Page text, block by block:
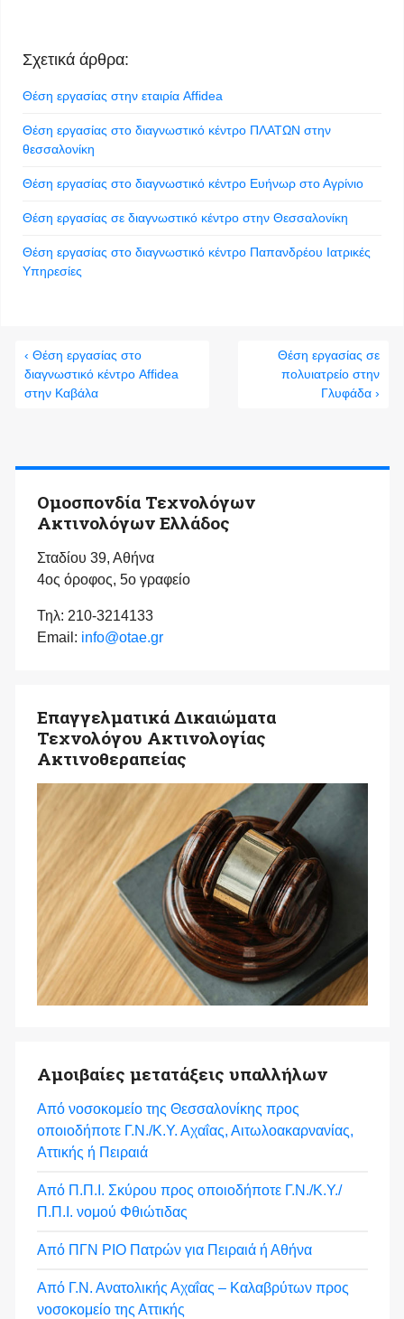
Σχετικά άρθρα:
Θέση εργασίας στην εταιρία Affidea
Θέση εργασίας στο διαγνωστικό κέντρο ΠΛΑΤΩΝ στην
θεσσαλονίκη
Θέση εργασίας στο διαγνωστικό κέντρο Ευήνωρ στο Αγρίνιο
Θέση εργασίας σε διαγνωστικό κέντρο στην Θεσσαλονίκη
Θέση εργασίας στο διαγνωστικό κέντρο Παπανδρέου Ιατρικές
Υπηρεσίες
‹ Θέση εργασίας στο
διαγνωστικό κέντρο Affidea
στην Καβάλα
Θέση εργασίας σε
πολυιατρείο στην
Γλυφάδα ›
Ομοσπονδία Τεχνολόγων
Ακτινολόγων Ελλάδος
Σταδίου 39, Αθήνα
4ος όροφος, 5ο γραφείο
Τηλ: 210-3214133
Email: info@otae.gr
Επαγγελματικά Δικαιώματα
Τεχνολόγου Ακτινολογίας
Ακτινοθεραπείας
Αμοιβαίες μετατάξεις υπαλλήλων
Από νοσοκομείο της Θεσσαλονίκης προς
οποιοδήποτε Γ.Ν./Κ.Υ. Αχαΐας, Αιτωλοακαρνανίας,
Αττικής ή Πειραιά
Από Π.Π.Ι. Σκύρου προς οποιοδήποτε Γ.Ν./Κ.Υ./
Π.Π.Ι. νομού Φθιώτιδας
Από ΠΓΝ ΡΙΟ Πατρών για Πειραιά ή Αθήνα
Από Γ.Ν. Ανατολικής Αχαΐας – Καλαβρύτων προς
νοσοκομείο της Αττικής